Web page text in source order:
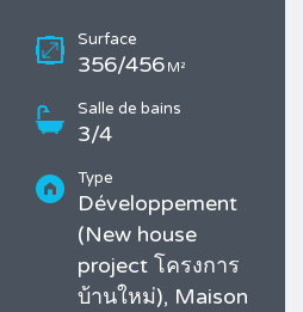
Surface
356/456 M²
Salle de bains
3/4
Type
Développement
(New house
project โครงการ
บ้านใหม่), Maison